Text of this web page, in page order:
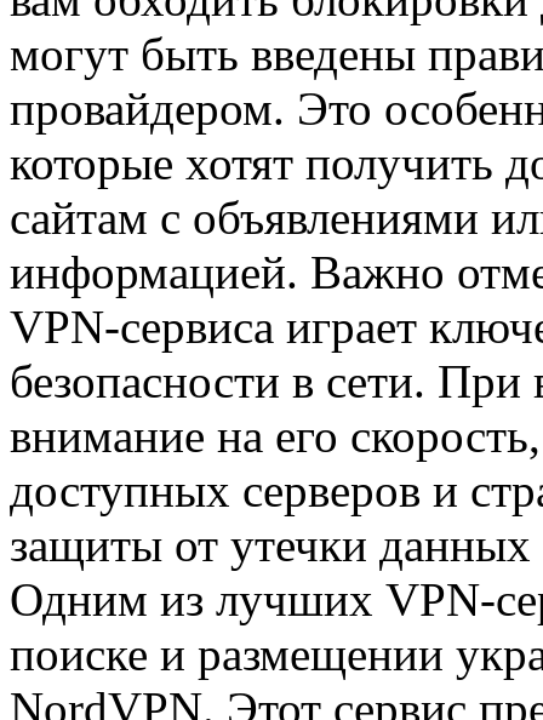
могут быть введены
провайдером. Это
которые хотят получить
сайтам с объявлениями
информацией. Важно
VPN-сервиса играет
безопасности в сети.
внимание на его
доступных серверов и
защиты от утечки
Одним из лучших VPN-
поиске и размещении
NordVPN. Этот сервис